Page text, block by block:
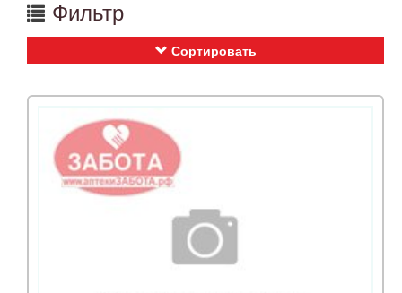
Фильтр
Сортировать